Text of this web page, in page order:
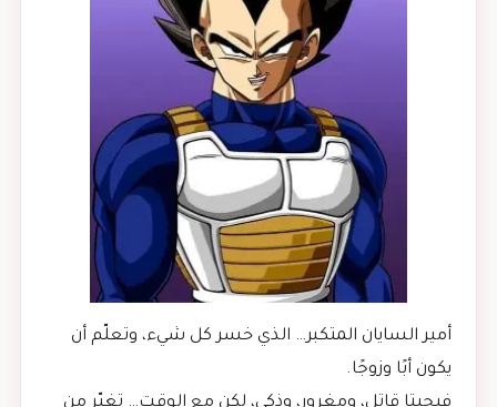
أمير السايان المتكبر… الذي خسر كل شيء، وتعلّم أن
يكون أبًا وزوجًا.